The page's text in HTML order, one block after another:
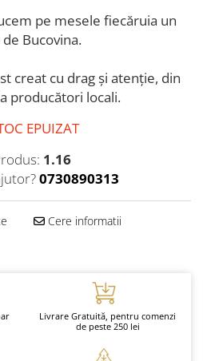
pe mesele fiecăruia un
Bucovina.
creat cu drag și atenție, din
producători locali.
EPUIZAT
1.16
0730890313
Cere informatii
Livrare Gratuită, pentru comenzi
de peste 250 lei